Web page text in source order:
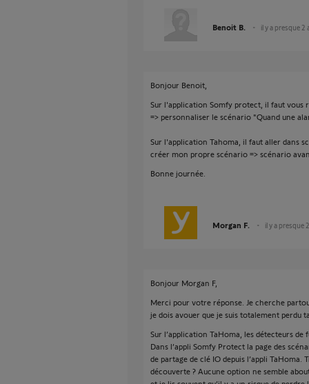
Benoit B. il y a presque 2
Bonjour Benoit,
Sur l'application Somfy protect, il faut vous
=> personnaliser le scénario "Quand une
Sur l'application Tahoma, il faut aller dans
créer mon propre scénario => scénario
Bonne journée.
Morgan F. il y a presque
Bonjour Morgan F,
Merci pour votre réponse. Je cherche
je dois avouer que je suis totalement perdu
Sur l’application TaHoma, les détecteurs de
Dans l’appli Somfy Protect la page des
de partage de clé IO depuis l’appli
découverte ? Aucune option ne semble